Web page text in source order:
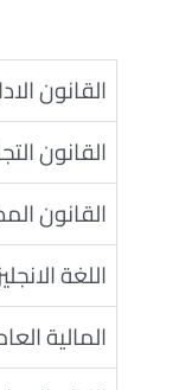
القانون
القانون
القانون
اللغة
المالية